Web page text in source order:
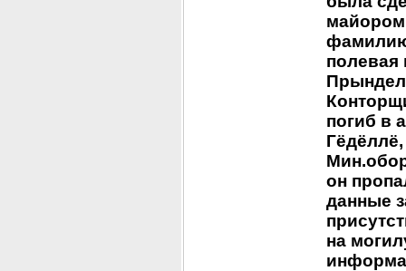
майором
полевая
погиб в
он
данные
на